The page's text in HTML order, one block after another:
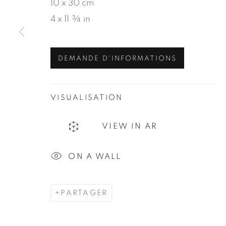
© 2026 JEAN-MARIE OGER SITE BY
10 x 30 cm
4 x 11 ¾ in
DEMANDE D'INFORMATIONS
VISUALISATION
VIEW IN AR
ON A WALL
PARTAGER